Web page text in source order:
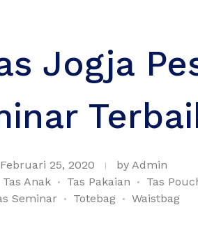
Jogja
Februari 25, 2020 by Admin
Tas Anak Tas Pakaian Tas
Seminar
Totebag Waistbag